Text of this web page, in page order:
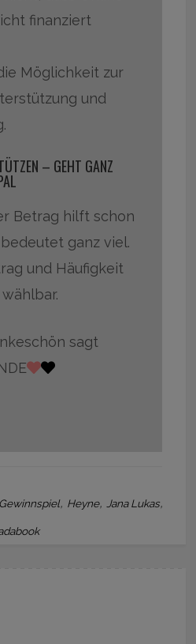
finanziert
Möglichkeit zur
und
– GEHT GANZ
Betrag hilft schon
ganz viel.
und Häufigkeit
sagt
Gewinnspiel, Heyne, Jana Lukas,